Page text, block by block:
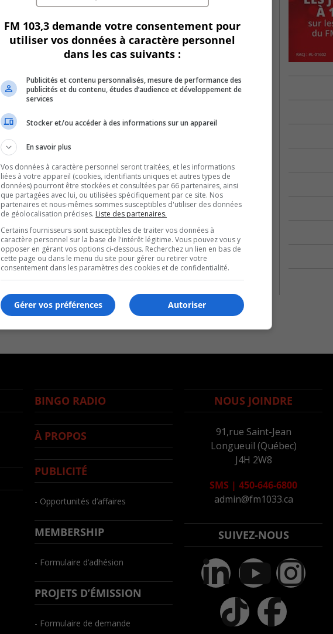
BINGO RADIO
À PROPOS
PUBLICITÉ
- Opportunités d’affaires
MEMBERSHIP
- Formulaire d’adhésion
PROJETS D’ÉMISSION
- Formulaire de demande
NOUS JOINDRE
91,rue Saint-Jean
Longueuil (Québec)
J4H 2W8
SMS | 450-646-6800
admin@fm1033.ca
SUIVEZ-NOUS
FM 103,3 demande votre consentement pour
utiliser vos données à caractère personnel
dans les cas suivants :
Publicités et contenu personnalisés, mesure de performance des
publicités et du contenu, études d’audience et développement de
services
Stocker et/ou accéder à des informations sur un appareil
En savoir plus
Vos données à caractère personnel seront traitées, et les informations
liées à votre appareil (cookies, identifiants uniques et autres types de
données) pourront être stockées et consultées par 66 partenaires, ainsi
que partagées avec lui, ou utilisées spécifiquement par ce site. Nos
partenaires et nous-mêmes sommes susceptibles d'utiliser des données
de géolocalisation précises. Liste des partenaires.
Certains fournisseurs sont susceptibles de traiter vos données à
caractère personnel sur la base de l'intérêt légitime. Vous pouvez vous y
opposer en gérant vos options ci-dessous. Recherchez un lien en bas de
cette page ou dans le menu du site pour gérer ou retirer votre
consentement dans les paramètres des cookies et de confidentialité.
Autoriser
Gérer vos préférences